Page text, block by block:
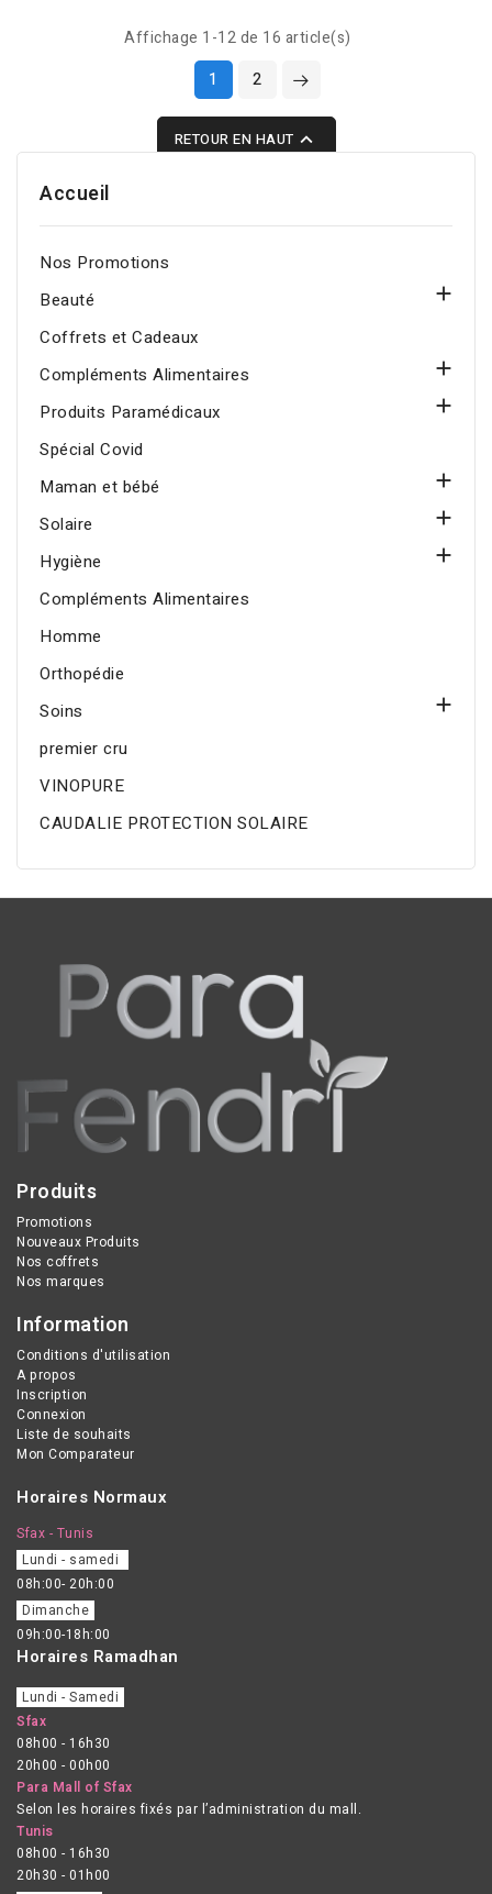
et capuchon pour une
transition confortable et
bouchon hermétique est
sûre et pratique pour la
maison ou les
déplacements.
Affichage 1-12 de 16 article(s)
1
2
RETOUR EN HAUT 
Accueil
Nos Promotions
Beauté

Coffrets et Cadeaux
Compléments Alimentaires

Produits Paramédicaux

Spécial Covid
Maman et bébé

Solaire

Hygiène

Compléments Alimentaires
Homme
Orthopédie
Soins

premier cru
VINOPURE
CAUDALIE PROTECTION SOLAIRE
Produits
Promotions
Nouveaux Produits
Nos coffrets
Nos marques
Information
Conditions d'utilisation
A propos
Inscription
Connexion
Liste de souhaits
Mon Comparateur
Horaires Normaux
Sfax - Tunis
Lundi - samedi
08h:00- 20h:00
Dimanche
09h:00-18h:00
Horaires Ramadhan
Lundi - Samedi
Sfax
08h00 - 16h30
20h00 - 00h00
Para Mall of Sfax
Selon les horaires fixés par l’administration du mall.
Tunis
08h00 - 16h30
20h30 - 01h00